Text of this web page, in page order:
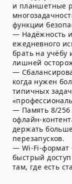
и планшетные
функции
— Надёжность
ежедневного
брать на учёбу
лишней
—
когда нужен
типичных
— Память 8/256
офлайн-
держать
перезапусков.
— Wi-Fi-формат
быстрый
там, где есть